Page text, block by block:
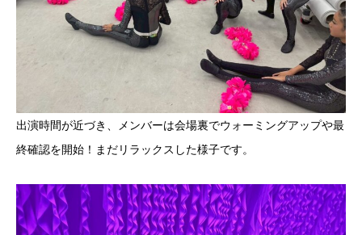
出演時間が近づき、メンバーは会場裏でウォーミングアップや最
終確認を開始！まだリラックスした様子です。